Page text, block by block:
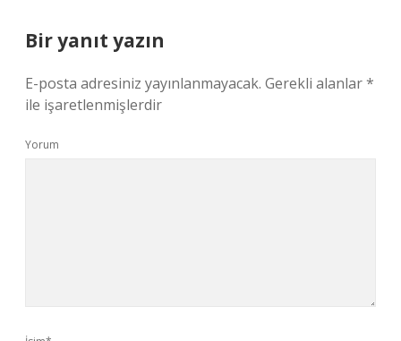
Bir yanıt yazın
E-posta adresiniz yayınlanmayacak. Gerekli alanlar*
ile işaretlenmişlerdir
Yorum